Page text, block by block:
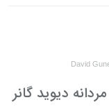
David
دیوید گانر